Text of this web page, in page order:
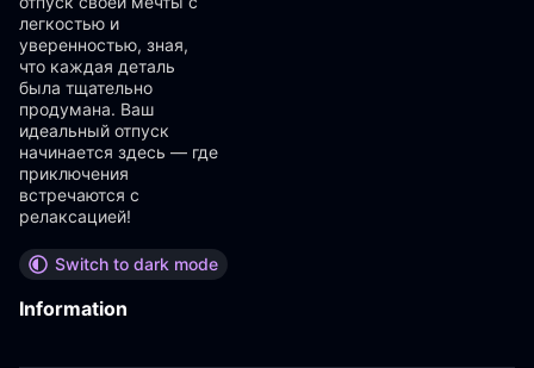
легкостью и
уверенностью, зная,
что каждая деталь
была тщательно
продумана. Ваш
идеальный отпуск
начинается здесь — где
приключения
встречаются с
релаксацией!
Switch to dark mode
Information